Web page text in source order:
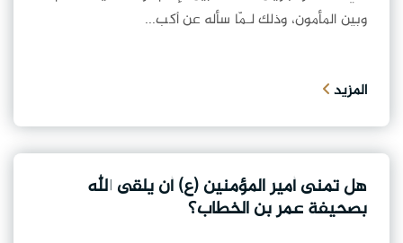
وبين المأمون، وذلك لـمّا سأله عن أكب...
المزيد
هل تمنى أمير المؤمنين (ع) أن يلقى الله
بصحيفة عمر بن الخطاب؟